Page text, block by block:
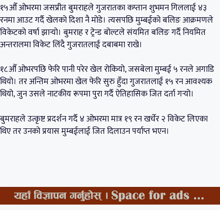
१५औँ ओभरमा जसप्रीत बुमराहले गुजरातका कप्तान शुभमन गिललाई ४३
रनमा आउट गर्दै खेलको दिशा नै मोडे। त्यसपछि मुम्बईको बलिङ आक्रमणले
विकेटको वर्षा झार्‍यो। बुमराह र ट्रेन्ड बोल्टले संयमित बलिङ गर्दै नियमित
अन्तरालमा विकेट लिंदै गुजरातलाई दबाबमा राखे।
१८औँ ओभरपछि फेरि पानी परेर खेल रोकियो, जसबेला मुम्बई ५ रनले अगाडि
थियो। तर अन्तिम ओभरमा खेल फेरि सुरु हुँदा गुजरातलाई १५ रन आवश्यक
थियो, जुन उसले नाटकीय रूपमा पुरा गर्दै ऐतिहासिक जित दर्ता गर्‍यो।
बुमराहले उत्कृष्ट प्रदर्शन गर्दै ४ ओभरमा मात्र १९ रन खर्चेर २ विकेट लिएका
थिए तर उनको प्रयास मुम्बईलाई जित दिलाउन पर्याप्त भएन।